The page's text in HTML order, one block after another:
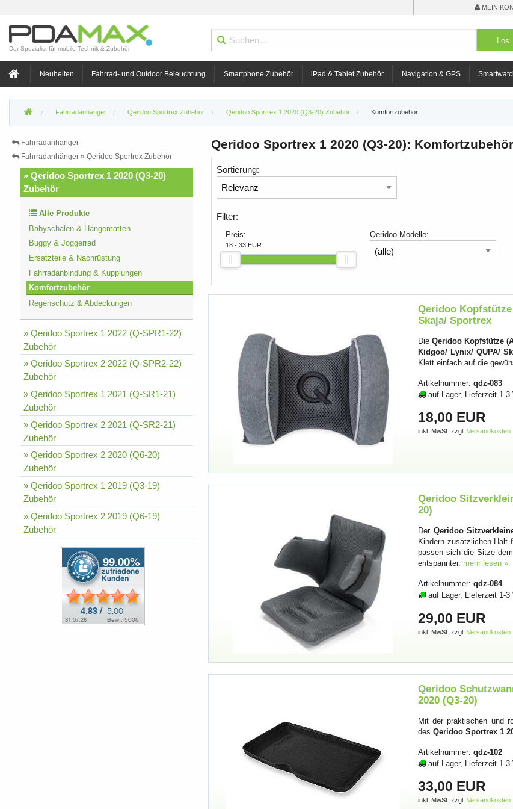
MEIN
Der Spezialist für mobile Technik & Zubehör
Neuheiten Fahrrad- und Outdoor Beleuchtung Smartphone Zubehör iPad & Tablet Zubehör Navigation & GPS
Fahrradanhänger Qeridoo Sportrex Zubehör Qeridoo Sportrex 1 2020 (Q3-20) Zubehör Komfortzubehör
Qeridoo Sportrex 1 2020 (Q3-20): Komfortzubehör
Sortierung:
Filter:
Preis:
18 - 33 EUR
Qeridoo Modelle:
Qeridoo
Skaja/ Sportrex
DieQeridoo Kopfstütze
Kidgoo/ Lynix/ QUPA/
Klett einfach auf die
Artikelnummer:qdz-083
auf Lager, Lieferzeit 1-3
18,00 EUR
inkl. MwSt. zzgl.Versandkosten
Qeridoo
20)
Der Qeridoo
Kindern zusätzlichen Halt
passen sich die Sitze
entspannter. mehr lesen »
Artikelnummer:qdz-084
auf Lager, Lieferzeit 1-3
29,00 EUR
inkl. MwSt. zzgl.Versandkosten
Qeridoo
2020 (Q3-20)
Mit der praktischen und
desQeridoo Sportrex 1
Artikelnummer:qdz-102
auf Lager, Lieferzeit 1-3
33,00 EUR
inkl. MwSt. zzgl.Versandkosten
Fahrradanhänger
Fahrradanhänger » Qeridoo Sportrex Zubehör
» Qeridoo Sportrex 1 2020 (Q3-20)
Zubehör
Alle Produkte
Babyschalen & Hängematten
Buggy & Joggerrad
Ersatzteile & Nachrüstung
Fahrradanbindung & Kupplungen
Komfortzubehör
Regenschutz & Abdeckungen
» Qeridoo Sportrex 1 2022 (Q-SPR1-22)
Zubehör
» Qeridoo Sportrex 2 2022 (Q-SPR2-22)
Zubehör
» Qeridoo Sportrex 1 2021 (Q-SR1-21)
Zubehör
» Qeridoo Sportrex 2 2021 (Q-SR2-21)
Zubehör
» Qeridoo Sportrex 2 2020 (Q6-20)
Zubehör
» Qeridoo Sportrex 1 2019 (Q3-19)
Zubehör
» Qeridoo Sportrex 2 2019 (Q6-19)
Zubehör